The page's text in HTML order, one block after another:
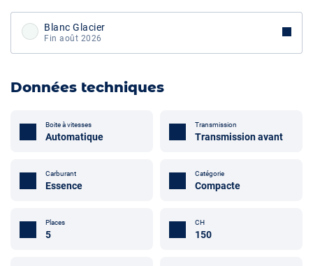
Blanc Glacier
Fin août 2026
Données techniques
Boite à vitesses
Automatique
Transmission
Transmission avant
Carburant
Essence
Catégorie
Compacte
Places
5
CH
150